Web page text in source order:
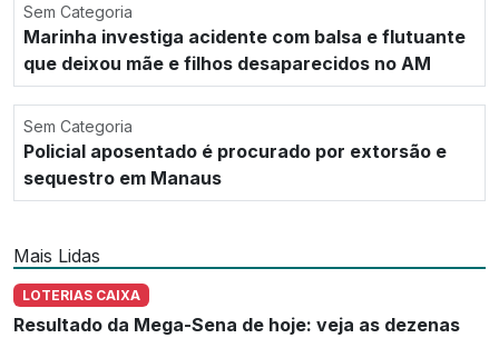
Sem Categoria
Marinha investiga acidente com balsa e flutuante
que deixou mãe e filhos desaparecidos no AM
Sem Categoria
Policial aposentado é procurado por extorsão e
sequestro em Manaus
Mais Lidas
LOTERIAS CAIXA
Resultado da Mega-Sena de hoje: veja as dezenas